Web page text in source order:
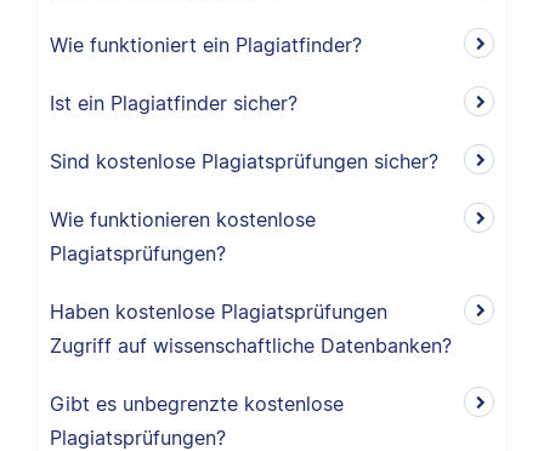
Wie funktioniert ein Plagiatfinder?
Ist ein Plagiatfinder sicher?
Sind kostenlose Plagiatsprüfungen sicher?
Wie funktionieren kostenlose
Plagiatsprüfungen?
Haben kostenlose Plagiatsprüfungen
Zugriff auf wissenschaftliche Datenbanken?
Gibt es unbegrenzte kostenlose
Plagiatsprüfungen?